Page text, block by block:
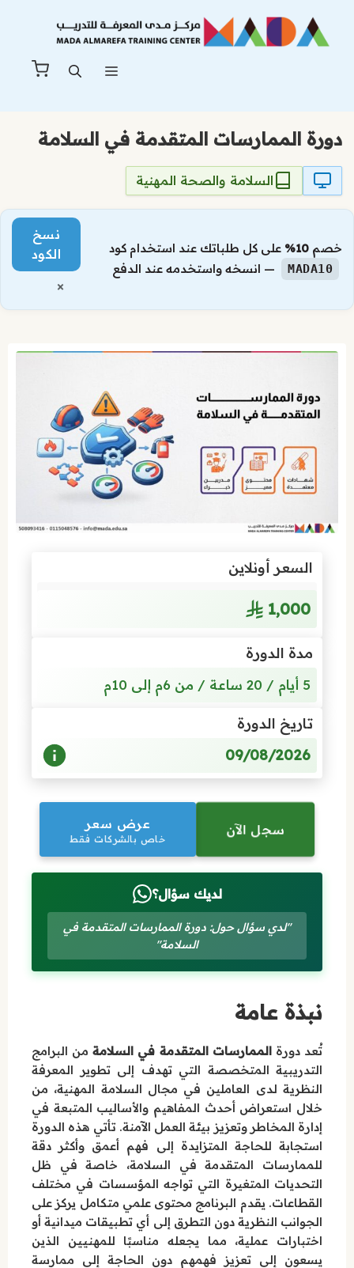
المحتوى
دورة الممارسات المتقدمة في السلامة
السلامة والصحة المهنية
خصم 10% على كل طلباتك عند استخدام كود
MADA10 — انسخه واستخدمه عند الدفع
نسخ
الكود
×
السعر أونلاين
1٬000
مدة الدورة
5 أيام / 20 ساعة / من 6م إلى 10م
تاريخ الدورة
09/08/2026
سجل الآن عرض سعر
خاص بالشركات فقط
لديك سؤال؟
"لدي سؤال حول: دورة الممارسات المتقدمة في
السلامة"
نبذة عامة
تُعد دورةالممارسات المتقدمة في السلامةمن البرامج
التدريبية المتخصصة التي تهدف إلى تطوير المعرفة
النظرية لدى العاملين في مجال السلامة المهنية، من
خلال استعراض أحدث المفاهيم والأساليب المتبعة في
إدارة المخاطر وتعزيز بيئة العمل الآمنة. تأتي هذه الدورة
استجابة للحاجة المتزايدة إلى فهم أعمق وأكثر دقة
للممارسات المتقدمة في السلامة، خاصة في ظل
التحديات المتغيرة التي تواجه المؤسسات في مختلف
القطاعات. يقدم البرنامج محتوى علمي متكامل يركز على
الجوانب النظرية دون التطرق إلى أي تطبيقات ميدانية أو
اختبارات عملية، مما يجعله مناسبًا للمهنيين الذين
يسعون إلى تعزيز فهمهم دون الحاجة إلى ممارسة